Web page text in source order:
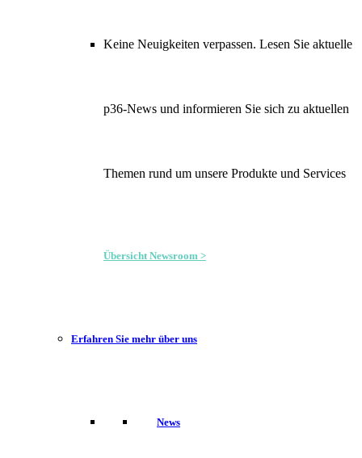
Keine Neuigkeiten verpassen. Lesen Sie aktuelle
p36-News und informieren Sie sich zu aktuellen
Themen rund um unsere Produkte und Services
Übersicht Newsroom >
Erfahren Sie mehr über uns
News